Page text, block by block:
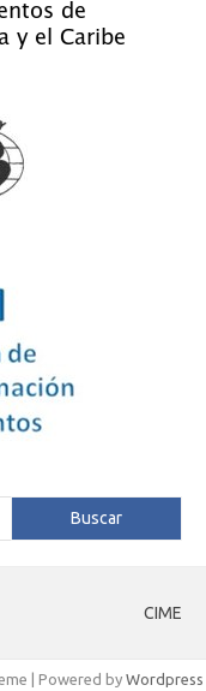
Buscar
CIME
| Powered by Wordpress